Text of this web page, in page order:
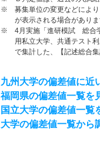
※ 募集単位の変更などにより
が表示される場合がありま
※ 4月実施「進研模試 総合学
用私立大学、共通テスト
で集計した、【記述総合
九州大学の偏差値に近
福岡県の偏差値一覧を
国立大学の偏差値一覧
大学の偏差値一覧から